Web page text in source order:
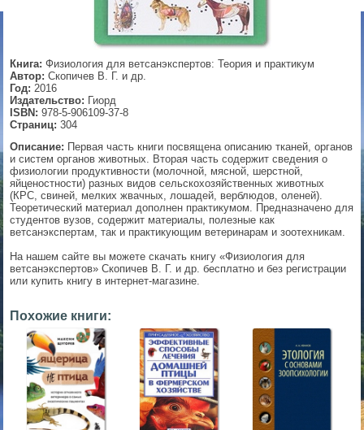
Книга: Физиология для ветсанэкспертов: Теория и практикум
Автор: Скопичев В. Г. и др.
Год: 2016
Издательство: Гиорд
ISBN: 978-5-906109-37-8
Страниц: 304
Описание: Первая часть книги посвящена описанию тканей, органов
и систем органов животных. Вторая часть содержит сведения о
физиологии продуктивности (молочной, мясной, шерстной,
яйценостности) разных видов сельскохозяйственных животных
(КРС, свиней, мелких жвачных, лошадей, верблюдов, оленей).
Теоретический материал дополнен практикумом. Предназначено для
студентов вузов, содержит материалы, полезные как
ветсанэкспертам, так и практикующим ветеринарам и зоотехникам.
На нашем сайте вы можете скачать книгу «Физиология для
ветсанэкспертов» Скопичев В. Г. и др. бесплатно и без регистрации
или купить книгу в интернет-магазине.
Похожие книги:
▼
▼
▼
▼